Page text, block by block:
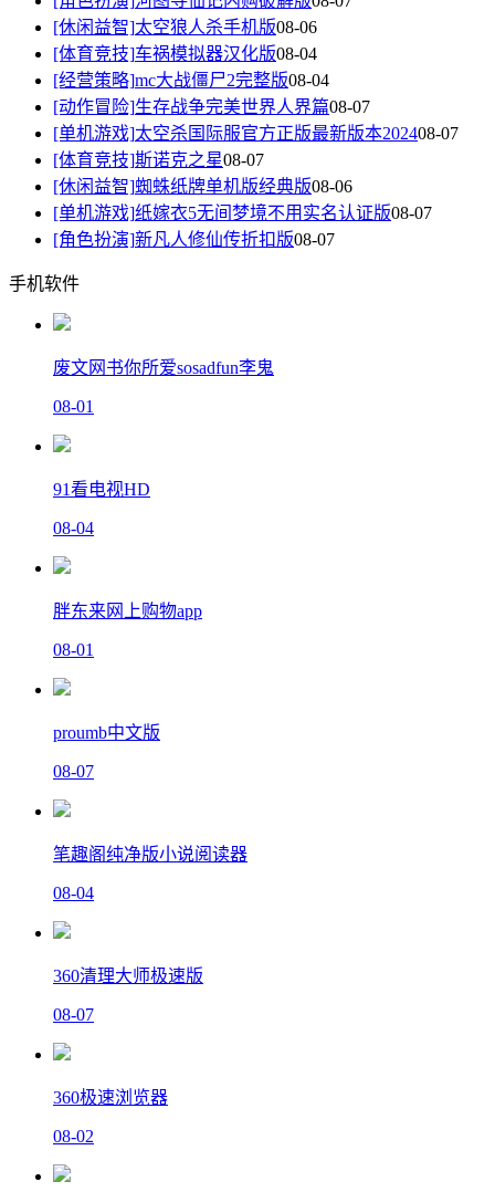
[休闲益智]太空狼人杀手机版08-06
[体育竞技]车祸模拟器汉化版08-04
[经营策略]mc大战僵尸2完整版08-04
[动作冒险]生存战争完美世界人界篇08-07
[单机游戏]太空杀国际服官方正版最新版本202408-07
[体育竞技]斯诺克之星08-07
[休闲益智]蜘蛛纸牌单机版经典版08-06
[单机游戏]纸嫁衣5无间梦境不用实名认证版08-07
[角色扮演]新凡人修仙传折扣版08-07
手机软件
废文网书你所爱sosadfun李鬼
08-01
91看电视HD
08-04
胖东来网上购物app
08-01
proumb中文版
08-07
笔趣阁纯净版小说阅读器
08-04
360清理大师极速版
08-07
360极速浏览器
08-02